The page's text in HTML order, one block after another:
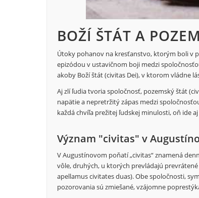
BOŽÍ ŠTÁT A
Útoky pohanov na kresťanstvo, ktorým boli v
epizódou v ustavičnom boji medzi
akoby Boží štát (civitas Dei), v ktorom vládne
Aj zlí ľudia tvoria spoločnosť, pozemský štát
napätie a nepretržitý zápas medzi
každá chvíľa prežitej ľudskej minulosti, oň ide
Význam "civitas" v
V Augustínovom poňatí „civitas“ znamená
vôle, druhých, u ktorých prevládajú
apellamus civitates duas). Obe spoločnosti,
pozorovania sú zmiešané, vzájomne